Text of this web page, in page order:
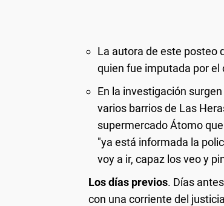
La autora de este posteo
quien fue imputada por el
En la investigación
varios barrios de Las
supermercado Átomo
"ya está informada la
voy a ir, capaz los veo y
Los días previos. Días
con una corriente del